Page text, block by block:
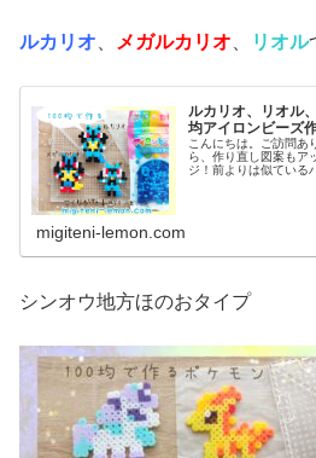
ルカリオ メガルカリオ リオル
ルカリオ、リオル
均アイロンビーズ
こんにちは。ご訪問
ら、作り直し図案もア
ジ！前よりは似ている
migiteni-lemon.com
シンオウ地方ほのおタイプ